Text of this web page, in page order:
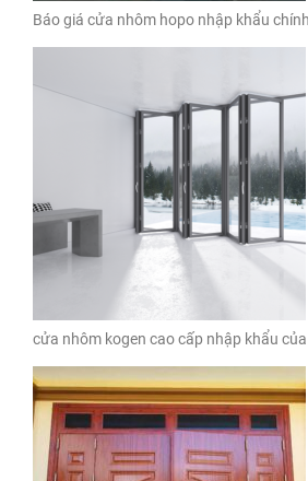
Báo giá cửa nhôm hopo nhập khẩu
cửa nhôm kogen cao cấp nhập khẩu